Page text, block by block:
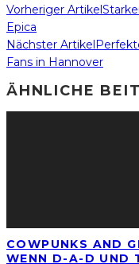
Vorheriger Artikel
Epica
Nächster Artikel
Fans in Hannover
ÄHNLICHE
COWPUNKS AND
WENN D-A-D UND